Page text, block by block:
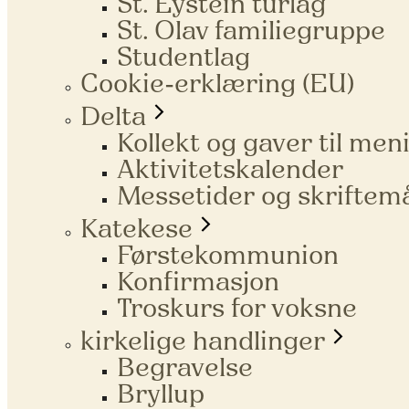
St. Eystein turlag
St. Olav familiegruppe
Studentlag
Cookie-erklæring (EU)
Delta
Kollekt og gaver til
Aktivitetskalender
Messetider og
Katekese
Førstekommunion
Konfirmasjon
Troskurs for voksne
kirkelige handlinger
Begravelse
Bryllup